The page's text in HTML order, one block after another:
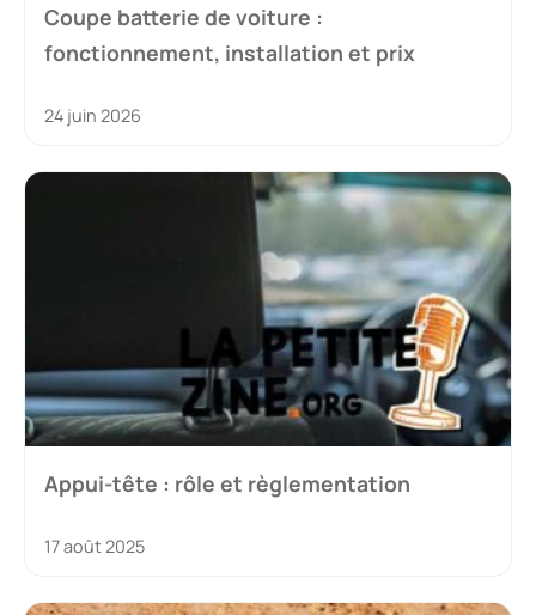
Coupe batterie de voiture :
fonctionnement, installation et prix
24 juin 2026
Appui-tête : rôle et règlementation
17 août 2025